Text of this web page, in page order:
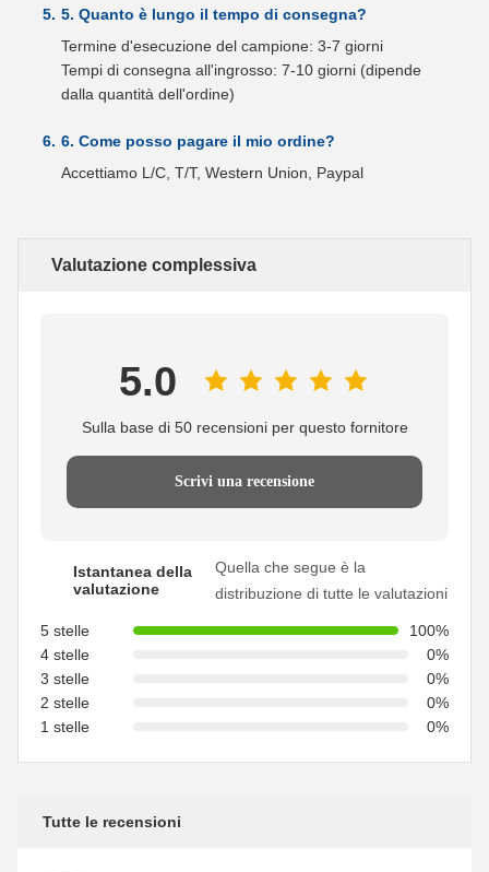
5. Quanto è lungo il tempo di consegna?
Termine d'esecuzione del campione: 3-7 giorni
Tempi di consegna all'ingrosso: 7-10 giorni (dipende
dalla quantità dell'ordine)
6. Come posso pagare il mio ordine?
Accettiamo L/C, T/T, Western Union, Paypal
Valutazione complessiva
5.0
Sulla base di 50 recensioni per questo fornitore
Scrivi una recensione
Istantanea della
valutazione
Quella che segue è la
distribuzione di tutte le valutazioni
5 stelle
100%
4 stelle
0%
3 stelle
0%
2 stelle
0%
1 stelle
0%
Tutte le recensioni